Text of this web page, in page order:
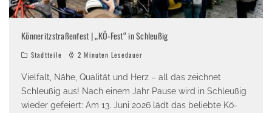
Könneritzstraßenfest | „KÖ-Fest“ in Schleußig
Stadtteile 2 Minuten Lesedauer
Vielfalt, Nähe, Qualität und Herz – all das zeichnet
Schleußig aus! Nach einem Jahr Pause wird in Schleußig
wieder gefeiert: Am 13. Juni 2026 lädt das beliebte Kö-